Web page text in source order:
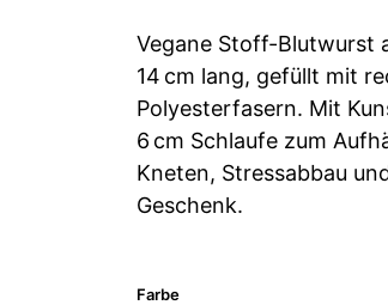
Vegane Stoff-Blutwurst
14 cm lang, gefüllt mit
Polyesterfasern. Mit
6 cm Schlaufe zum
Kneten, Stressabbau
Geschenk.
Farbe